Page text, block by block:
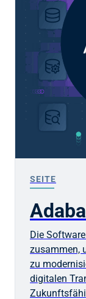
SEITE
Die
zusammen,
zu
digitalen